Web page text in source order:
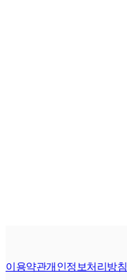
이용약관개인정보처리방침